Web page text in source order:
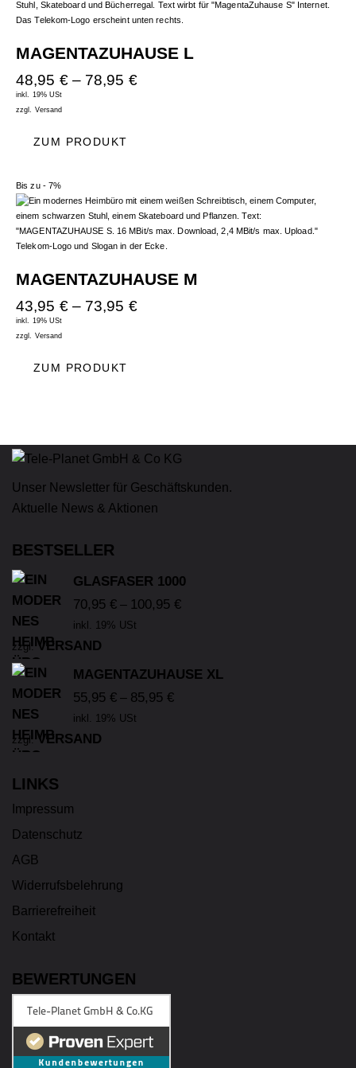
MAGENTAZUHAUSE L
48,95 € – 78,95 €
inkl. 19% USt
zzgl. Versand
ZUM PRODUKT
Bis zu- 7%
MAGENTAZUHAUSE M
43,95 € – 73,95 €
inkl. 19% USt
zzgl. Versand
ZUM PRODUKT
Unser Newsletter für Geschäftskunden.
Aktuelle News & Aktionen
BESTSELLER
GLASFASER 1000
70,95 € – 100,95 €
inkl. 19% USt
zzgl.VERSAND
MAGENTAZUHAUSE XL
55,95 € – 85,95 €
inkl. 19% USt
zzgl.VERSAND
LINKS
Impressum
Datenschutz
AGB
Widerrufsbelehrung
Barrierefreiheit
Kontakt
BEWERTUNGEN